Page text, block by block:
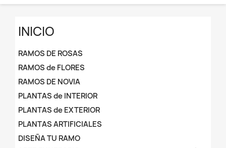
INICIO
RAMOS DE ROSAS
RAMOS de FLORES
RAMOS DE NOVIA
PLANTAS de INTERIOR
PLANTAS de EXTERIOR
PLANTAS ARTIFICIALES
DISEÑA TU RAMO